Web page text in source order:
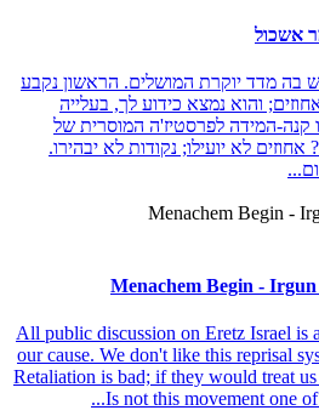
אשכול
בה מדד יוקרת המושלים. הראשון נקבע
והוא נמצא כידוע לך, בעלייה
קנה-המידה לפרסטיז'ה המוסרית של
לא יועילו; נקודות לא יבהירו.
All public discussion on Eretz Israel is
our cause. We don't like this reprisal
Retaliation is bad; if they would treat
Is not this movement one of